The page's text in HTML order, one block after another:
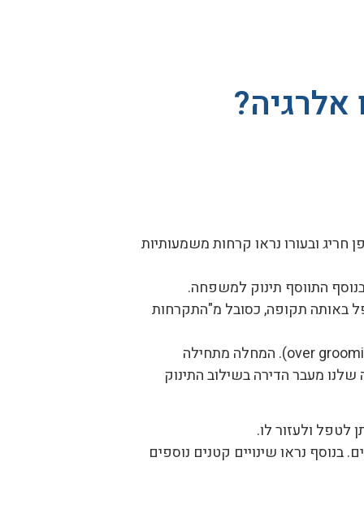
אלרגיה?
חריג ובעורו נראו קרחות משמעותיות
התווסף תינוק למשפחה.
באותה תקופה, כסובל מ"התקרחות
over). המחלה מתחילה
מעבר הדירה בשילוב התינוק
לטפל ולעזור לו.
בנוסף נראו שינויים קטנים נוספים